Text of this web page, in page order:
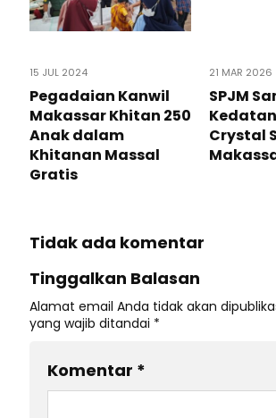
15 JUL 2024
Pegadaian Kanwil
Makassar Khitan 250
Anak dalam
Khitanan Massal
Gratis
21 MAR 2026
SPJM
Crystal
Tidak ada komentar
Tinggalkan Balasan
Alamat email Anda tidak akan
yang wajib ditandai *
Komentar *